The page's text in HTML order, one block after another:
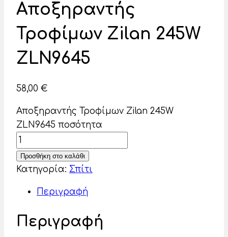
Αποξηραντής
Τροφίμων Zilan 245W
ZLN9645
58,00 €
Αποξηραντής Τροφίμων Zilan 245W
ZLN9645 ποσότητα
Προσθήκη στο καλάθι
Κατηγορία: Σπίτι
Περιγραφή
Περιγραφή